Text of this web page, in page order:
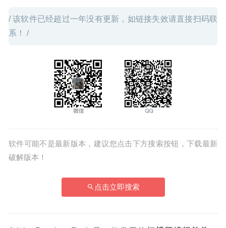
/ 该软件已经超过一年没有更新，如链接失效请直接扫码联
系！ /
软件可能不是最新版本，建议您点击下方搜索按钮，下载最新
破解版本！
点击立即搜索